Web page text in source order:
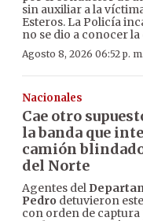
sin auxiliar a la
Esteros. La Policía
no se dio a conocer
Agosto 8, 2026 06:52 p. m.
Nacionales
Cae otro
la banda que
camión
del Norte
Agentes del
Pedro detuvieron
con orden de captura